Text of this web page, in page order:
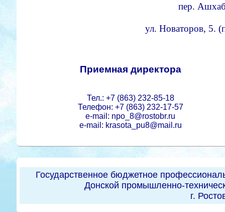
пер.
ул. Новаторов, 5.
Приемная директора
Тел.: +7 (863) 232-85-18
Телефон: +7 (863) 232-17-57
e-mail: npo_8@rostobr.ru
e-mail: krasota_pu8@mail.ru
Государственное бюджетное
Донской промышленно-
г.